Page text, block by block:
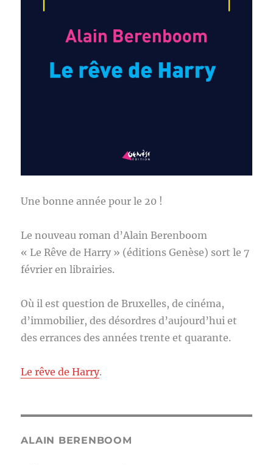
Une bonne année pour le 20 !
Le nouveau roman d’Alain Berenboom
« Le Rêve de Harry » (éditions Genèse) sort le 7
février en librairies.
Où il est question de Bruxelles, de cinéma,
d’immobilier, des désordres d’aujourd’hui et
des errances des années trente et quarante.
Le rêve de Harry.
ALAIN BERENBOOM